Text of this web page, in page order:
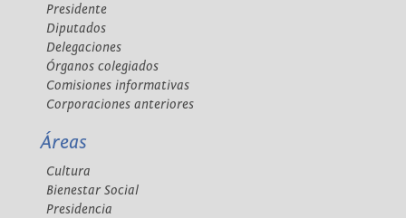
Presidente
Diputados
Delegaciones
Órganos colegiados
Comisiones informativas
Corporaciones anteriores
Áreas
Cultura
Bienestar Social
Presidencia